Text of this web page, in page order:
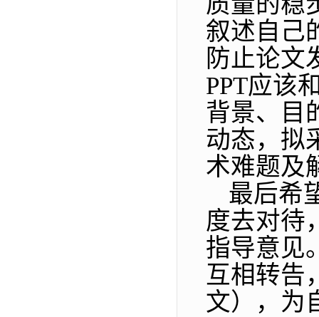
叙述自己
防止论文
PPT应该
背景、目
动态，拟
术难题及
最后希
度去对待
指导意见
互相转告
文），为